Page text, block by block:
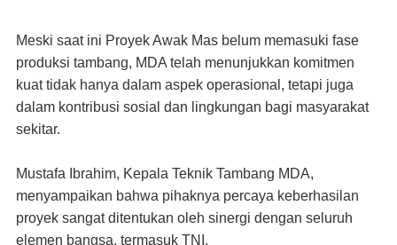
Meski saat ini Proyek Awak Mas belum memasuki fase
produksi tambang, MDA telah menunjukkan komitmen
kuat tidak hanya dalam aspek operasional, tetapi juga
dalam kontribusi sosial dan lingkungan bagi masyarakat
sekitar.
Mustafa Ibrahim, Kepala Teknik Tambang MDA,
menyampaikan bahwa pihaknya percaya keberhasilan
proyek sangat ditentukan oleh sinergi dengan seluruh
elemen bangsa, termasuk TNI.